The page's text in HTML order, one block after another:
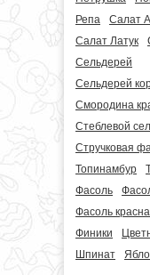
Репа
Салат
Салат Латук
Сельдерей
Сельдерей
Смородина
Стеблевой
Стручковая
Топинамбур
Фасоль
Фасоль
Финики
Шпинат